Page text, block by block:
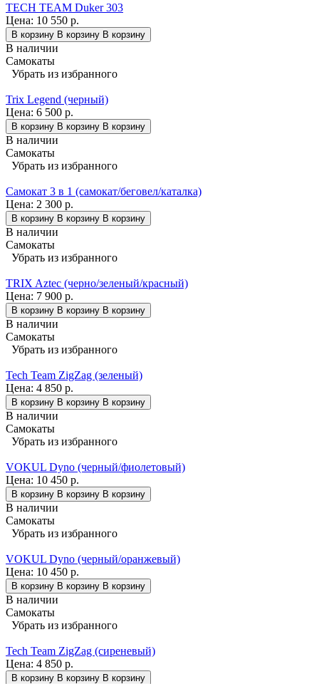
TECH TEAM Duker 303
Цена: 10 550 р.
В корзину В корзину В корзину
В наличии
Самокаты
Убрать из избранного
Trix Legend (черный)
Цена: 6 500 р.
В корзину В корзину В корзину
В наличии
Самокаты
Убрать из избранного
Самокат 3 в 1 (самокат/беговел/каталка)
Цена: 2 300 р.
В корзину В корзину В корзину
В наличии
Самокаты
Убрать из избранного
TRIX Aztec (черно/зеленый/красный)
Цена: 7 900 р.
В корзину В корзину В корзину
В наличии
Самокаты
Убрать из избранного
Tech Team ZigZag (зеленый)
Цена: 4 850 р.
В корзину В корзину В корзину
В наличии
Самокаты
Убрать из избранного
VOKUL Dyno (черный/фиолетовый)
Цена: 10 450 р.
В корзину В корзину В корзину
В наличии
Самокаты
Убрать из избранного
VOKUL Dyno (черный/оранжевый)
Цена: 10 450 р.
В корзину В корзину В корзину
В наличии
Самокаты
Убрать из избранного
Tech Team ZigZag (сиреневый)
Цена: 4 850 р.
В корзину В корзину В корзину